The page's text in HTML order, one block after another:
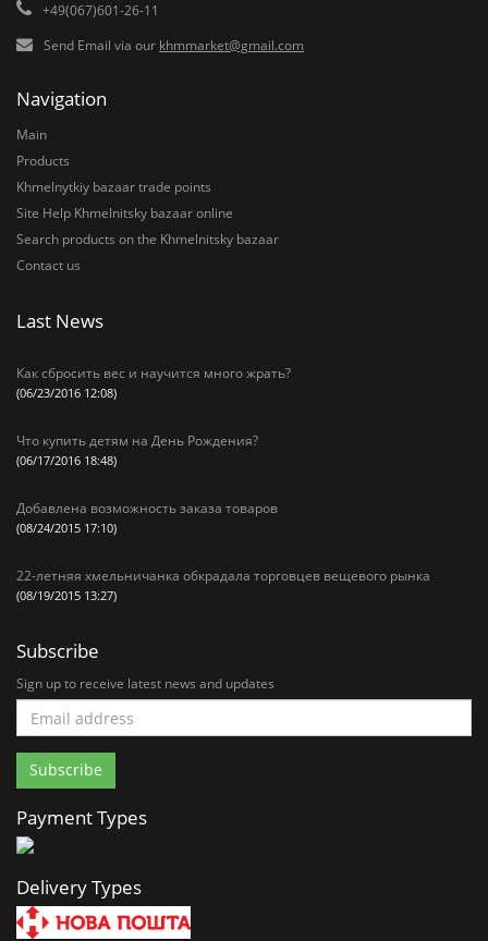
+49(067)601-26-11
Send Email via our khmmarket@gmail.com
Navigation
Main
Products
Khmelnytkiy bazaar trade points
Site Help Khmelnitsky bazaar online
Search products on the Khmelnitsky bazaar
Contact us
Last News
Как сбросить вес и научится много жрать?
(06/23/2016 12:08)
Что купить детям на День Рождения?
(06/17/2016 18:48)
Добавлена возможность заказа товаров
(08/24/2015 17:10)
22-летняя хмельничанка обкрадала торговцев вещевого рынка
(08/19/2015 13:27)
Subscribe
Sign up to receive latest news and updates
Payment Types
Delivery Types